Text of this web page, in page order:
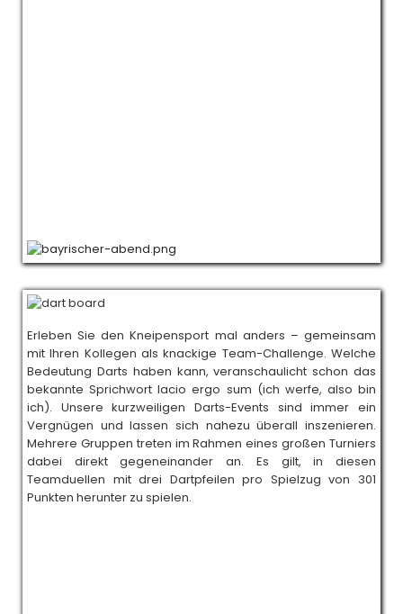
Erleben Sie den Kneipensport mal anders – gemeinsam
mit Ihren Kollegen als knackige Team-Challenge. Welche
Bedeutung Darts haben kann, veranschaulicht schon das
bekannte Sprichwort Iacio ergo sum (ich werfe, also bin
ich). Unsere kurzweiligen Darts-Events sind immer ein
Vergnügen und lassen sich nahezu überall inszenieren.
Mehrere Gruppen treten im Rahmen eines großen Turniers
dabei direkt gegeneinander an. Es gilt, in diesen
Teamduellen mit drei Dartpfeilen pro Spielzug von 301
Punkten herunter zu spielen.